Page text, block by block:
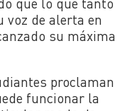
voz de alerta en
su máxima
proclaman
funcionar la